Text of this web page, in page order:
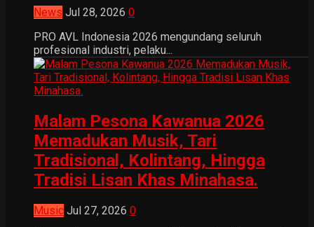
News Jul 28, 2026 0
PRO AVL Indonesia 2026 mengundang seluruh
profesional industri, pelaku...
Malam Pesona Kawanua 2026
Memadukan Musik, Tari
Tradisional, Kolintang, Hingga
Tradisi Lisan Khas Minahasa.
Music Jul 27, 2026 0